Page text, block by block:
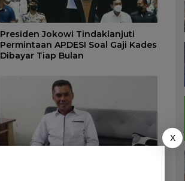
Presiden Jokowi Tindaklanjuti
Permintaan APDESI Soal Gaji Kades
Dibayar Tiap Bulan
X